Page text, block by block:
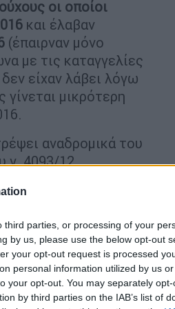
parties, or processing of your
by us, please use the below opt-out
your opt-out request is processed
personal information utilized by us
your opt-out. You may separately
by third parties on the IAB’s list of
οι οποίοι
και έλαβαν
(έπαιρναν μόνο
με τις καταγγελίες
είχαν λάβει λόγω
μικρότερη
αναδρομικά του
ν. 4093/12
τονίζει το
λάβει λόγω
έως και
που λαμβάνουν",